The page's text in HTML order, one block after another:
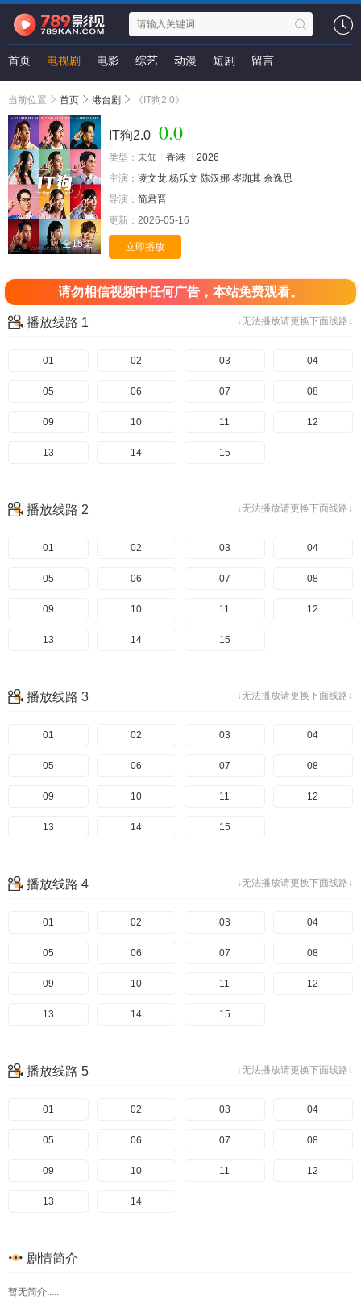
首页 电视剧 电影 综艺 动漫 短剧 留言
当前位置 首页 港台剧 《IT狗2.0》
全15集
IT狗2.0 0.0
类型： 未知 香港
2026
主演： 凌文龙 杨乐文 陈汉娜 岑珈其 余逸思
导演： 简君晋
更新： 2026-05-16
立即播放
请勿相信视频中任何广告，本站免费观看。
↓无法播放请更换下面线路↓
播放线路 1
01 02 03 04
05 06 07 08
09 10 11 12
13 14 15
↓无法播放请更换下面线路↓
播放线路 2
01 02 03 04
05 06 07 08
09 10 11 12
13 14 15
↓无法播放请更换下面线路↓
播放线路 3
01 02 03 04
05 06 07 08
09 10 11 12
13 14 15
↓无法播放请更换下面线路↓
播放线路 4
01 02 03 04
05 06 07 08
09 10 11 12
13 14 15
↓无法播放请更换下面线路↓
播放线路 5
01 02 03 04
05 06 07 08
09 10 11 12
13 14
剧情简介
暂无简介.....